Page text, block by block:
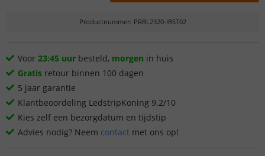
Productnummer: PRBL2320-IBST02
Voor 23:45 uur besteld, morgen in huis
Gratis retour binnen 100 dagen
5 jaar garantie
Klantbeoordeling LedstripKoning 9.2/10
Kies zelf een bezorgdatum en tijdstip
Advies nodig? Neem contact met ons op!